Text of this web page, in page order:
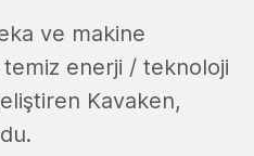
ve makine
enerji / teknoloji
Kavaken,